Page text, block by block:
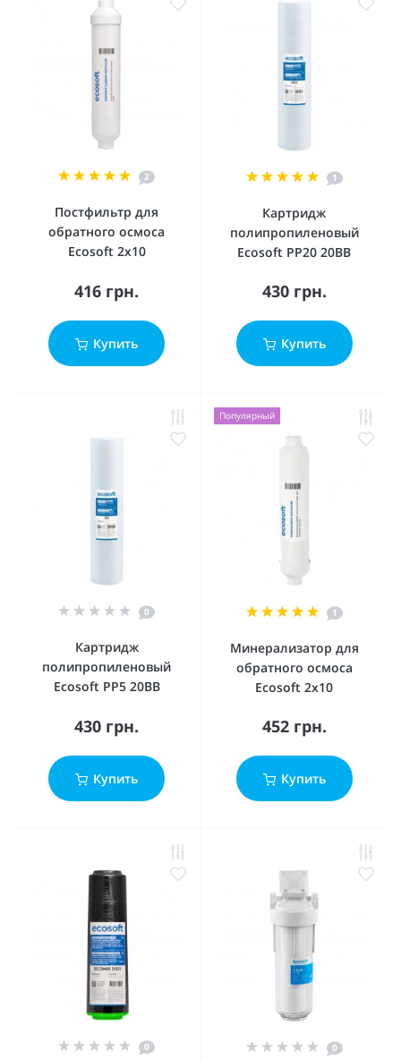
2
Постфильтр для
обратного осмоса
Ecosoft 2х10
416 грн.
Купить
1
Картридж
полипропиленовый
Ecosoft PP20 20BB
430 грн.
Купить
0
Картридж
полипропиленовый
Ecosoft PP5 20BB
430 грн.
Купить
Популярный
1
Минерализатор для
обратного осмоса
Ecosoft 2х10
452 грн.
Купить
0 0